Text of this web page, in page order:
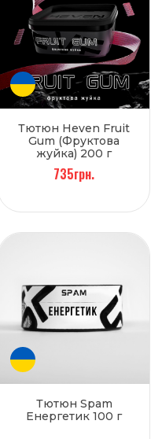
Тютюн Heven Fruit
Gum (Фруктова
жуйка) 200 г
735грн.
Тютюн Spam
Енергетик 100 г